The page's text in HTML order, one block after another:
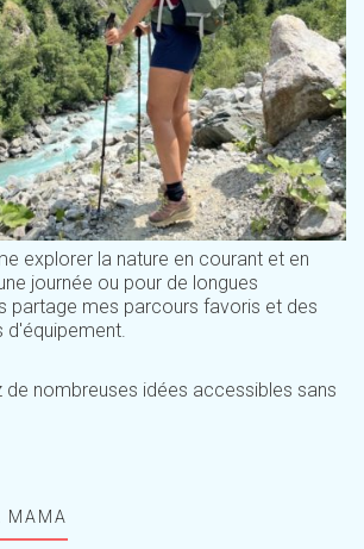
explorer la nature en courant et en
journée ou pour de longues
partage mes parcours favoris et des
de nombreuses idées accessibles sans
MAMA